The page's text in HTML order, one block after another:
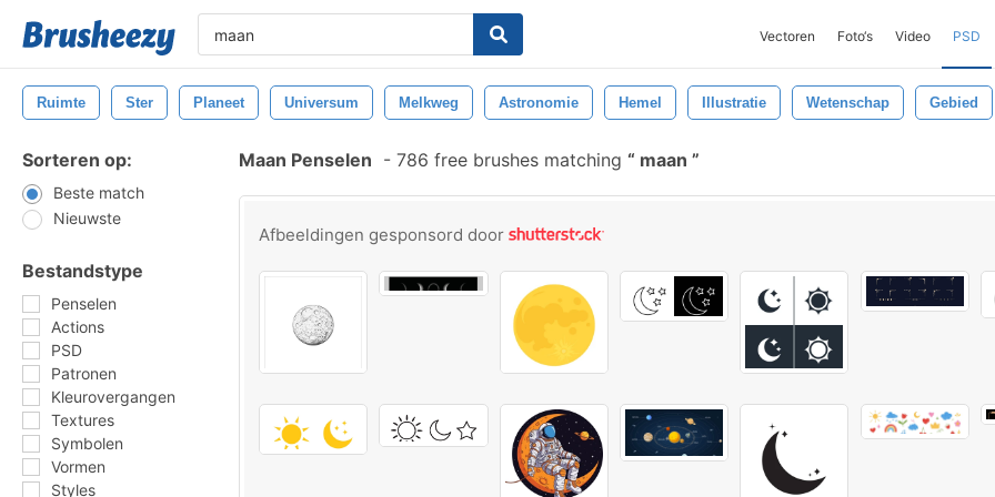
Vectoren Foto‘s Video PSD
Ruimte Ster Planeet Universum Melkweg Astronomie Hemel Illustratie Wetenschap Gebied
Sorteren op:
Beste match
Nieuwste
Bestandstype
Penselen
Actions
PSD
Patronen
Kleurovergangen
Textures
Symbolen
Vormen
Styles
Maan Penselen - 786 free brushes matching maan
Afbeeldingen gesponsord door